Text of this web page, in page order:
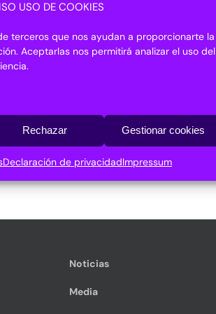
USO DE COOKIES
terceros que nos ayudan a proporcionarte la
Aceptarlas nos permitirá analizar el uso del
Rechazar Gestionar cookies
Declaración de privacidadImpressum
Programa PDF
Noticias
Media